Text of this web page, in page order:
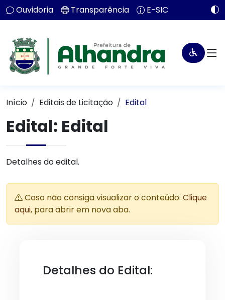
Ouvidoria Transparência E-SIC
Início Editais de Licitação Edital
Edital: Edital
Detalhes do edital.
Caso não consiga visualizar o conteúdo. Clique
aqui, para abrir em nova aba.
Detalhes do Edital: